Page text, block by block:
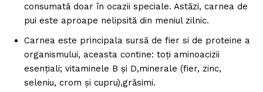
consumată doar în ocazii speciale. Astăzi, carnea de
pui este aproape nelipsită din meniul zilnic.
Carnea este principala sursă de fier si de proteine a
organismului, aceasta contine: toţi aminoacizii
esenţiali; vitaminele B şi D,minerale (fier, zinc,
seleniu, crom şi cupru),grăsimi.